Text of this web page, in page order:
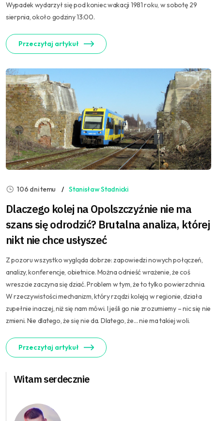
Wypadek wydarzył się pod koniec wakacji 1981 roku, w sobotę 29
sierpnia, około godziny 13:00.
Przeczytaj artykuł
106 dni temu Stanisław Stadnicki
Dlaczego kolej na Opolszczyźnie nie ma
szans się odrodzić? Brutalna analiza, której
nikt nie chce usłyszeć
Z pozoru wszystko wygląda dobrze: zapowiedzi nowych połączeń,
analizy, konferencje, obietnice. Można odnieść wrażenie, że coś
wreszcie zaczyna się dziać. Problem w tym, że to tylko powierzchnia.
W rzeczywistości mechanizm, który rządzi koleją w regionie, działa
zupełnie inaczej, niż się nam mówi. I jeśli go nie zrozumiemy – nic się nie
zmieni. Nie dlatego, że się nie da. Dlatego, że… nie ma takiej woli.
Przeczytaj artykuł
Witam serdecznie